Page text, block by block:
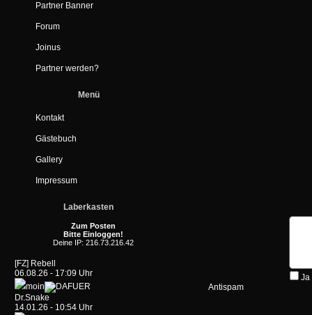
Partner Banner
Forum
Joinus
Partner werden?
Menü
Kontakt
Gästebuch
Gallery
Impressum
Laberkasten
Zum Posten
Bitte Einloggen!
Deine IP: 216.73.216.42
[FZ] Rebell
06.08.26 - 17:09 Uhr
moin
Dr.Snake
14.01.26 - 10:54 Uhr
Ja
Antispam